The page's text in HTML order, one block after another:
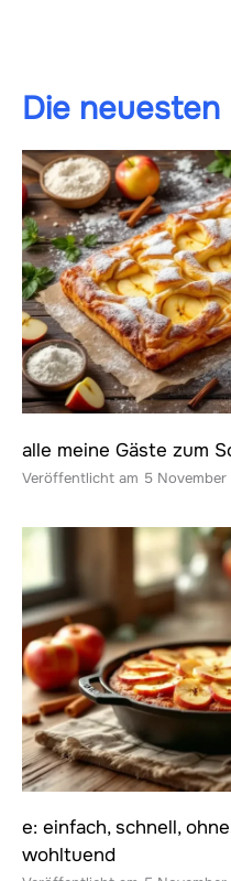
Die
alle meine Gäste zum
5 November
e: einfach, schnell,
wohltuend